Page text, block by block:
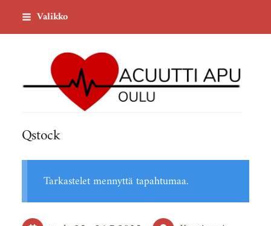
Siirry
sivun
Valikko
Acuutti Apu ry
Qstock
Tarkastelet mennyttä tapahtumaa.